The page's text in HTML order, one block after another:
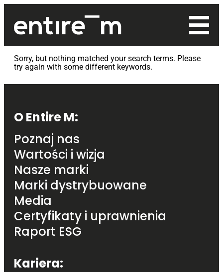
Main logo
Sorry, but nothing matched your search terms. Please
try again with some different keywords.
Footer navigation
O Entire M:
Poznaj nas
Wartości i wizja
Nasze marki
Marki dystrybuowane
Media
Certyfikaty i uprawnienia
Raport ESG
Footer navigation
Kariera: